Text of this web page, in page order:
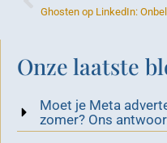
Onze laatste
Moet je Meta
zomer? Ons